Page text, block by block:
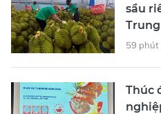
sầu
59 phút
Thúc